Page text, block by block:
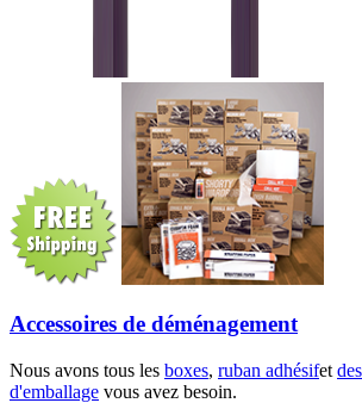
Accessoires de déménagement
Nous avons tous les boxes, ruban adhésifet
d'emballage vous avez besoin.